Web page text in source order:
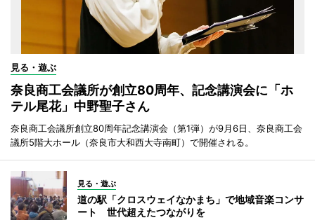
見る・遊ぶ
奈良商工会議所が創立80周年、記念講演会に「ホ
テル尾花」中野聖子さん
奈良商工会議所創立80周年記念講演会（第1弾）が9月6日、奈良商工会
議所5階大ホール（奈良市大和西大寺南町）で開催される。
見る・遊ぶ
道の駅「クロスウェイなかまち」で地域音楽コンサ
ート 世代超えたつながりを